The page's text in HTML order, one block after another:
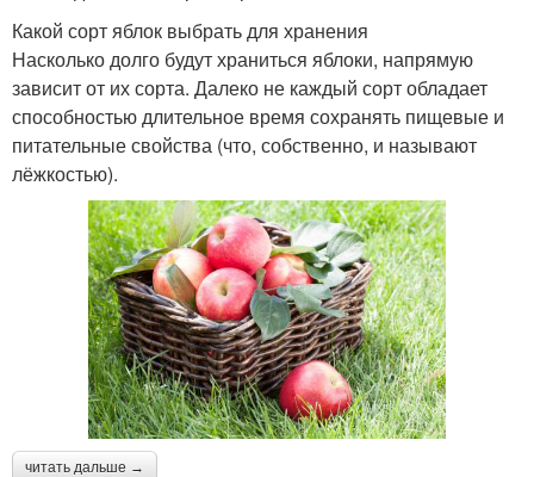
Какой сорт яблок выбрать для хранения
Насколько долго будут храниться яблоки, напрямую
зависит от их сорта. Далеко не каждый сорт обладает
способностью длительное время сохранять пищевые и
питательные свойства (что, собственно, и называют
лёжкостью).
читать дальше →